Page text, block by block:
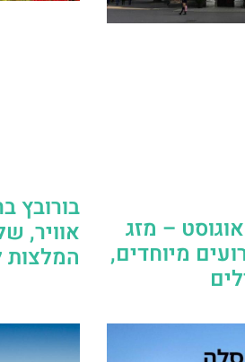
– מזג
מיוחדים,
בורובץ
אוויר,
המלצות